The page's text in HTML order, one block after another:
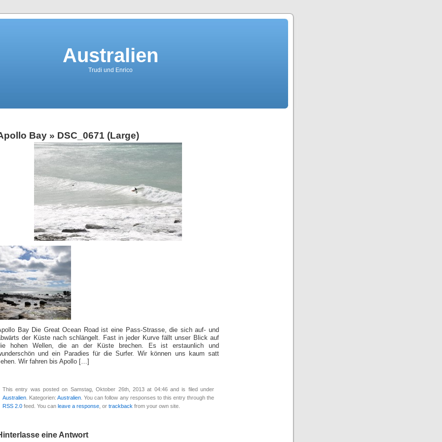
Australien
Trudi und Enrico
Bay » DSC_0671 (Large)
Bay Die Great Ocean Road ist eine Pass-Strasse, die sich auf- und
der Küste nach schlängelt. Fast in jeder Kurve fällt unser Blick auf
hohen Wellen, die an der Küste brechen. Es ist erstaunlich und
und ein Paradies für die Surfer. Wir können uns kaum satt
Wir fahren bis Apollo […]
This entry was posted on Samstag, Oktober 26th, 2013 at 04:46 and is filed under
Australien . Kategorien:Australien . You can follow any responses to this entry through the
RSS 2.0 feed. You can leave a response , or trackback from your own site.
eine Antwort